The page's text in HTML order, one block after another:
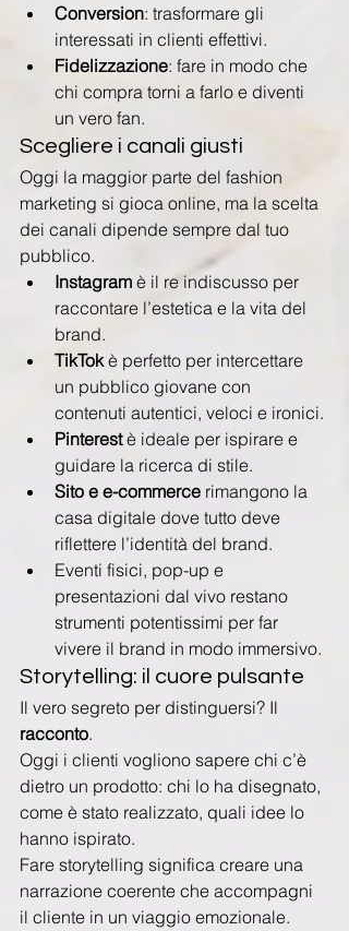
Conversion: trasformare gli
interessati in clienti effettivi.
Fidelizzazione: fare in modo che
chi compra torni a farlo e diventi
un vero fan.
Scegliere i canali giusti
Oggi la maggior parte del fashion
marketing si gioca online, ma la scelta
dei canali dipende sempre dal tuo
pubblico.
Instagram è il re indiscusso per
raccontare l’estetica e la vita del
brand.
TikTok è perfetto per intercettare
un pubblico giovane con
contenuti autentici, veloci e ironici.
Pinterest è ideale per ispirare e
guidare la ricerca di stile.
Sito e e-commerce rimangono la
casa digitale dove tutto deve
riflettere l’identità del brand.
Eventi fisici, pop-up e
presentazioni dal vivo restano
strumenti potentissimi per far
vivere il brand in modo immersivo.
Storytelling: il cuore pulsante
Il vero segreto per distinguersi? Il
racconto.
Oggi i clienti vogliono sapere chi c’è
dietro un prodotto: chi lo ha disegnato,
come è stato realizzato, quali idee lo
hanno ispirato.
Fare storytelling significa creare una
narrazione coerente che accompagni
il cliente in un viaggio emozionale.